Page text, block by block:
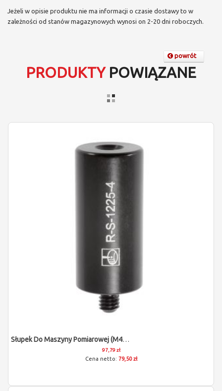
Jeżeli w opisie produktu nie ma informacji o czasie dostawy to w
zależności od stanów magazynowych wynosi on 2-20 dni roboczych.
powrót
PRODUKTYPOWIĄZANE
Słupek Do Maszyny Pomiarowej (M4/L25/D12)
97,79 zł
79,50 zł